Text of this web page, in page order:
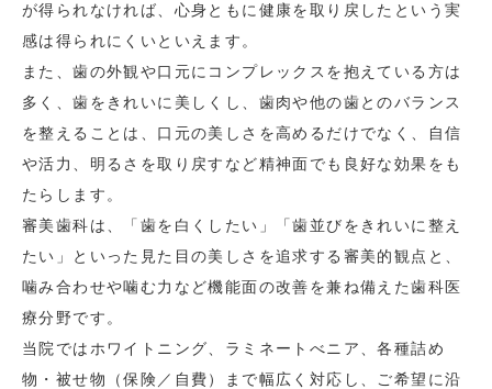
が得られなければ、心身ともに健康を取り戻したという実
感は得られにくいといえます。
また、歯の外観や口元にコンプレックスを抱えている方は
多く、歯をきれいに美しくし、歯肉や他の歯とのバランス
を整えることは、口元の美しさを高めるだけでなく、自信
や活力、明るさを取り戻すなど精神面でも良好な効果をも
たらします。
審美歯科は、「歯を白くしたい」「歯並びをきれいに整え
たい」といった見た目の美しさを追求する審美的観点と、
噛み合わせや噛む力など機能面の改善を兼ね備えた歯科医
療分野です。
当院ではホワイトニング、ラミネートべニア、各種詰め
物・被せ物（保険／自費）まで幅広く対応し、ご希望に沿